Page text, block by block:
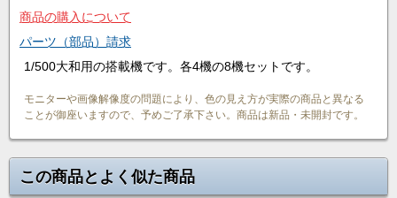
商品の購入について
パーツ（部品）請求
1/500大和用の搭載機です。各4機の8機セットです。
モニターや画像解像度の問題により、色の見え方が実際の商品と異なる
ことが御座いますので、予めご了承下さい。商品は新品・未開封です。
この商品とよく似た商品